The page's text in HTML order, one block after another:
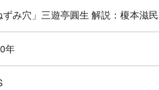
ずみ穴」三遊亭圓生 解説：榎本滋
年